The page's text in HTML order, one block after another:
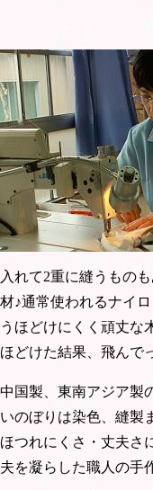
入れて2重に縫うもの
材♪通常使われるナイ
うほどけにくく頑丈な
ほどけた結果、飛んで
中国製、東南アジア製
いのぼりは染色、縫製
ほつれにくさ・丈夫さ
夫を凝らした職人の手